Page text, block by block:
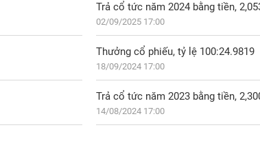
Trả cổ tức năm 2024 bằng tiền,
02/09/2025 17:00
Thưởng cổ phiếu, tỷ lệ 100:24.9819
18/09/2024 17:00
Trả cổ tức năm 2023 bằng tiền,
14/08/2024 17:00